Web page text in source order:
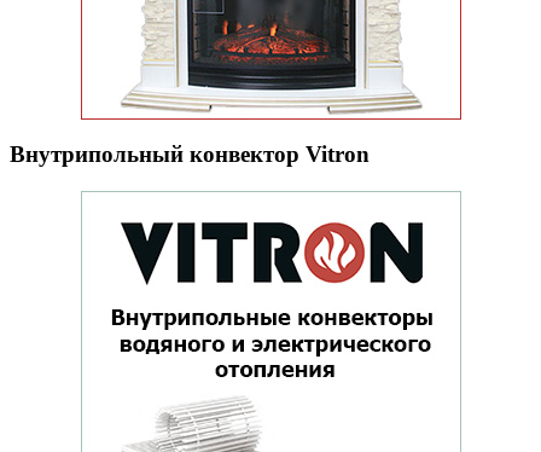
Внутрипольный конвектор Vitron